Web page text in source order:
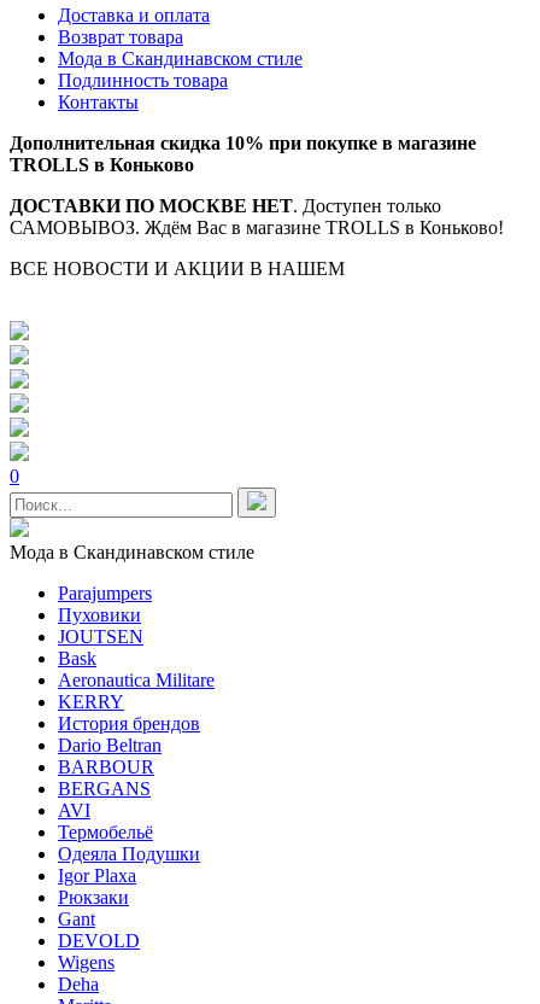
Доставка и оплата
Возврат товара
Мода в Скандинавском стиле
Подлинность товара
Контакты
Дополнительная скидка 10% при покупке в магазине
TROLLS в Коньково
ДОСТАВКИ ПО МОСКВЕ НЕТ. Доступен только
САМОВЫВОЗ. Ждём Вас в магазине TROLLS в Коньково!
ВСЕ НОВОСТИ И АКЦИИ В НАШЕМ
0
Мода в Скандинавском стиле
Parajumpers
Пуховики
JOUTSEN
Bask
Aeronautica Militare
KERRY
История брендов
Dario Beltran
BARBOUR
BERGANS
AVI
Термобельё
Одеяла Подушки
Igor Plaxa
Рюкзаки
Gant
DEVOLD
Wigens
Deha